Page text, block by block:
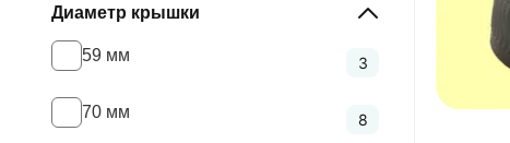
Диаметр крышки
59 мм 3
70 мм 8